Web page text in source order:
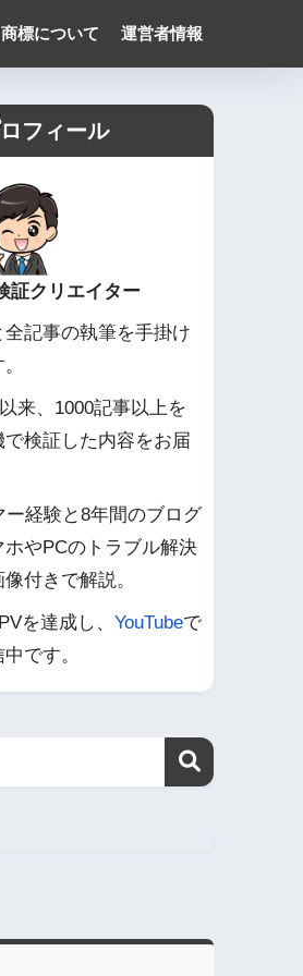
商標について 運営者情報
フィール
証クリエイター
記事の執筆を手掛け
来、1000記事以上を
検証した内容をお届
ー経験と8年間のブログ
やPCのトラブル解決
付きで解説。
を達成し、 YouTubeで
です。